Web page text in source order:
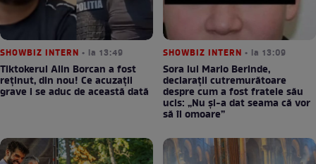
SHOWBIZ INTERN • la 13:49
Tiktokerul Alin Borcan a fost
reținut, din nou! Ce acuzații
grave i se aduc de această dată
SHOWBIZ INTERN • la 13:09
Sora lui Mario Berinde,
declarații cutremurătoare
despre cum a fost fratele său
ucis: „Nu și-a dat seama că vor
să îl omoare”